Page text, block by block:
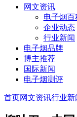
网文资讯
电子烟百
企业动态
行业新闻
电子烟品牌
博主推荐
国际新闻
电子烟测评
首页网文资讯行业新